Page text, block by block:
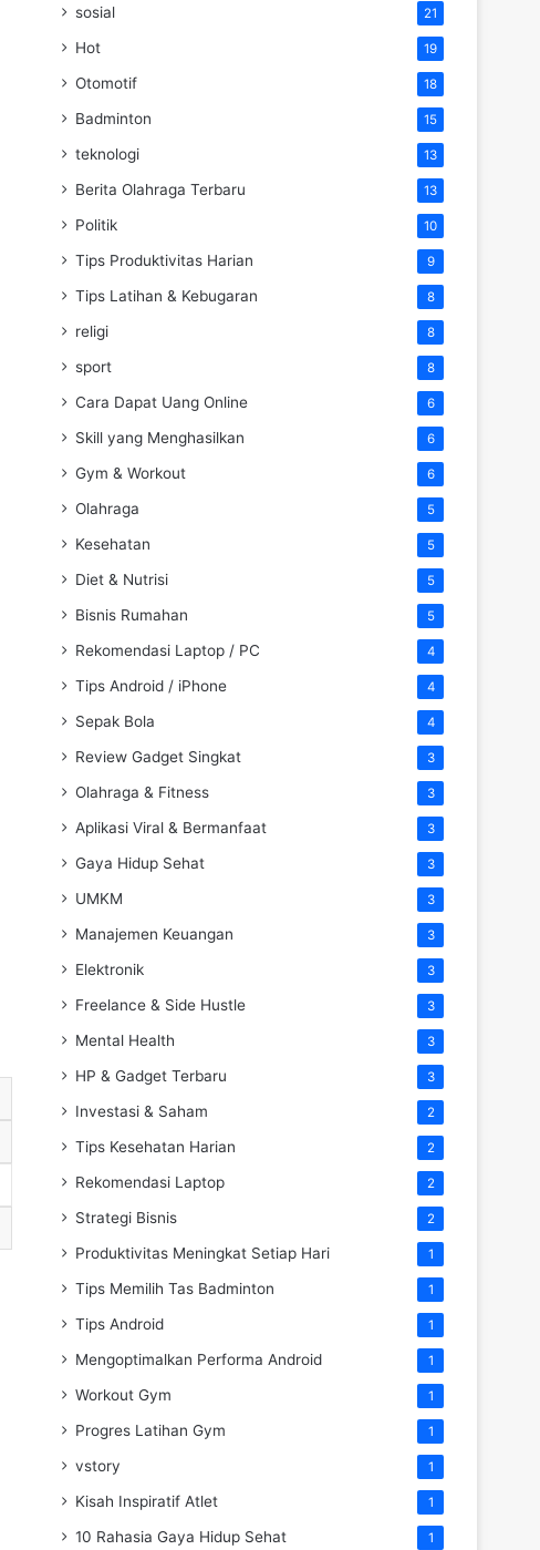
sosial 21
Hot 19
Otomotif 18
Badminton 15
teknologi 13
Berita Olahraga Terbaru 13
Politik 10
Tips Produktivitas Harian 9
Tips Latihan & Kebugaran 8
religi 8
sport 8
Cara Dapat Uang Online 6
Skill yang Menghasilkan 6
Gym & Workout 6
Olahraga 5
Kesehatan 5
Diet & Nutrisi 5
Bisnis Rumahan 5
Rekomendasi Laptop / PC 4
Tips Android / iPhone 4
Sepak Bola 4
Review Gadget Singkat 3
Olahraga & Fitness 3
Aplikasi Viral & Bermanfaat 3
Gaya Hidup Sehat 3
UMKM 3
Manajemen Keuangan 3
Elektronik 3
Freelance & Side Hustle 3
Mental Health 3
HP & Gadget Terbaru 3
Investasi & Saham 2
Tips Kesehatan Harian 2
Rekomendasi Laptop 2
Strategi Bisnis 2
Produktivitas Meningkat Setiap Hari 1
Tips Memilih Tas Badminton 1
Tips Android 1
Mengoptimalkan Performa Android 1
Workout Gym 1
Progres Latihan Gym 1
vstory 1
Kisah Inspiratif Atlet 1
10 Rahasia Gaya Hidup Sehat 1